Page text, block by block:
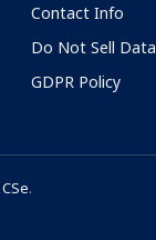
Contact Info
Do Not Sell Data
GDPR Policy
CSe.